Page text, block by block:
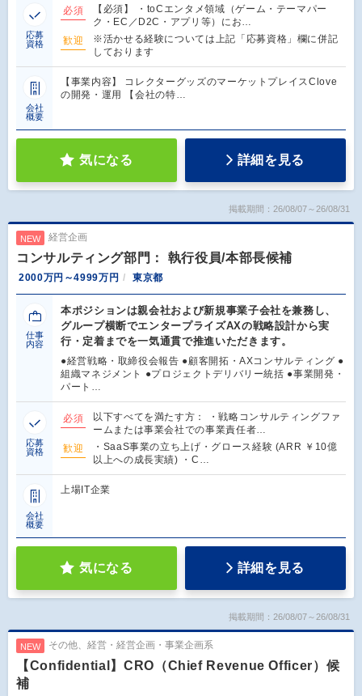
応募
資格
必須
【必須】 ・toCエンタメ領域（ゲーム・テーマパー
ク・EC／D2C・アプリ等）にお…
歓迎
※活かせる経験については上記「応募資格」欄に併記
しております
会社
概要
【事業内容】 コレクターグッズのマーケットプレイスClove
の開発・運用 【会社の特…
気になる 詳細を見る
掲載期間：26/08/07～26/08/31
NEW 経営企画
コンサルティング部門： 執行役員/本部長候補
2000万円～4999万円 東京都
仕事
内容
本ポジションは親会社および新規事業子会社を兼務し、
グループ横断でエンタープライズAXの戦略設計から実
行・定着までを一気通貫で推進いただきます。
●経営戦略・取締役会報告 ●顧客開拓・AXコンサルティング ●
組織マネジメント ●プロジェクトデリバリー統括 ●事業開発・
パート…
応募
資格
必須
以下すべてを満たす方： ・戦略コンサルティングファ
ームまたは事業会社での事業責任者…
歓迎
・SaaS事業の立ち上げ・グロース経験 (ARR ￥10億
以上への成長実績) ・C…
会社
概要
上場IT企業
気になる 詳細を見る
掲載期間：26/08/07～26/08/31
NEW その他、経営・経営企画・事業企画系
【Confidential】CRO（Chief Revenue Officer）候
補